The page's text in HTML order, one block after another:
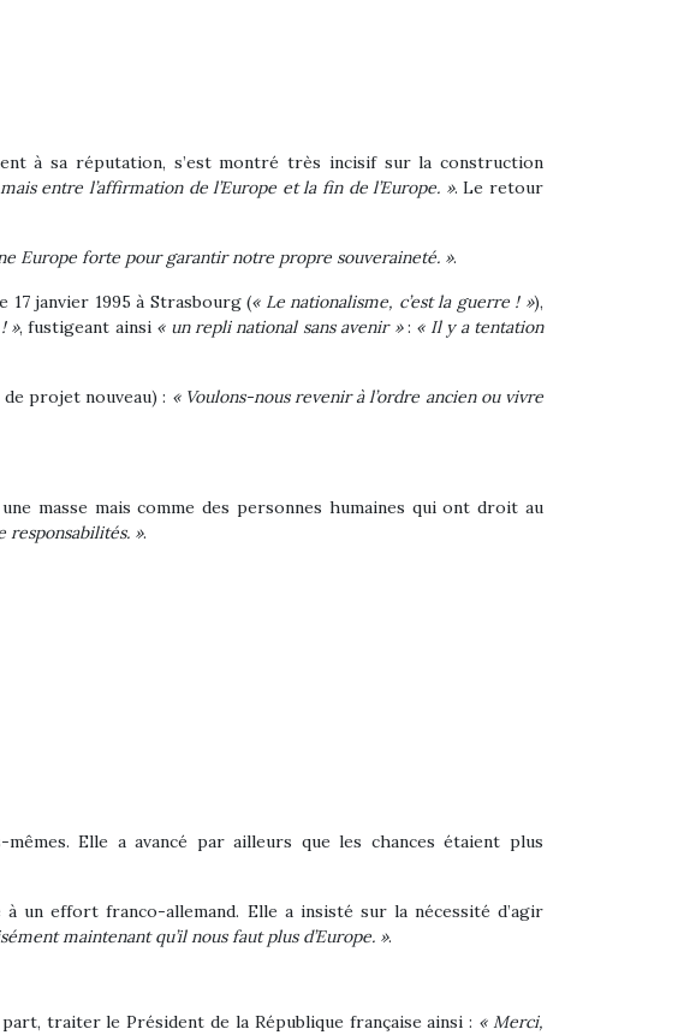
à sa réputation, s’est montré très incisif sur la construction
entre l’affirmation de l’Europe et la fin de l’Europe. ». Le retour
Europe forte pour garantir notre propre souveraineté. ».
janvier 1995 à Strasbourg (« Le nationalisme, c’est la guerre ! »),
», fustigeant ainsi « un repli national sans avenir »: « Il y a tentation
projet nouveau) : « Voulons-nous revenir à l’ordre ancien ou vivre
masse mais comme des personnes humaines qui ont droit au
responsabilités. ».
Elle a avancé par ailleurs que les chances étaient plus
un effort franco-allemand. Elle a insisté sur la nécessité d’agir
maintenant qu’il nous faut plus d’Europe. ».
traiter le Président de la République française ainsi : « Merci,